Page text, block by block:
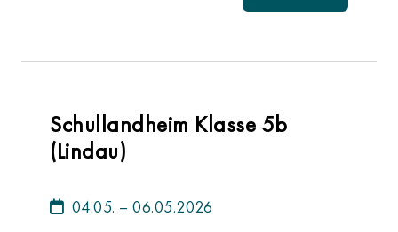
Schullandheim Klasse 5b
(Lindau)
04.05. – 06.05.2026